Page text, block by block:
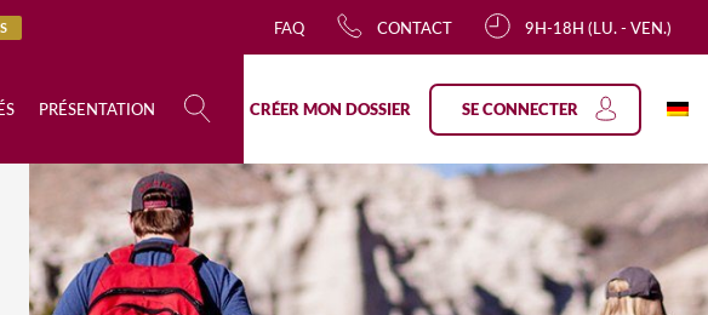
FAQ CONTACT 9H-18H (LU. - VEN.)
PRÉSENTATION CRÉER MON DOSSIER SE CONNECTER